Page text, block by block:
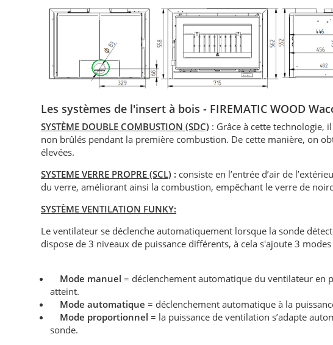
Les systèmes de l'insert à bois - FIREMATIC WOOD
SYSTÈME DOUBLE COMBUSTION (SDC) : Grâce à cette technologie,
non brûlés pendant la première combustion. De cette manière, on
élevées.
SYSTEME VERRE PROPRE (SCL) : consiste en l’entrée d’air de
du verre, améliorant ainsi la combustion, empêchant le verre de
SYSTÈME VENTILATION FUNKY:
Le ventilateur se déclenche automatiquement lorsque la sonde
dispose de 3 niveaux de puissance différents, à cela s'ajoute 3
Mode manuel = déclenchement automatique du ventilateur en
atteint.
Mode automatique = déclenchement automatique à la
Mode proportionnel = la puissance de ventilation s’adapte
sonde.